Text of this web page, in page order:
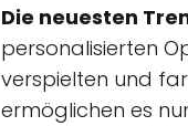
Die neuesten
personalisierten
verspielten und
ermöglichen es